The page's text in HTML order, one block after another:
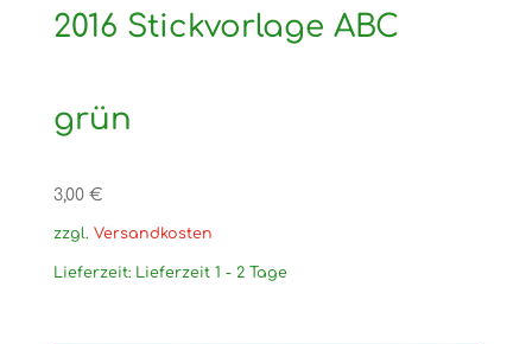
2016 Stickvorlage ABC
grün
3,00 €
zzgl. Versandkosten
Lieferzeit: Lieferzeit 1 - 2 Tage